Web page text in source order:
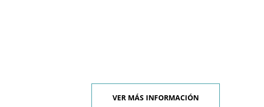
VER MÁS INFORMACIÓN